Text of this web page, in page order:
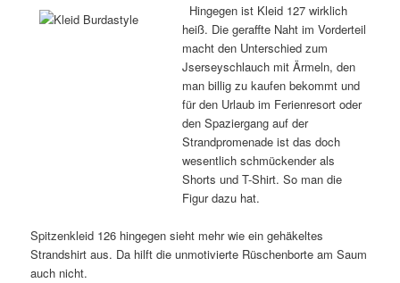
Hingegen ist Kleid 127 wirklich
heiß. Die geraffte Naht im Vorderteil
macht den Unterschied zum
Jserseyschlauch mit Ärmeln, den
man billig zu kaufen bekommt und
für den Urlaub im Ferienresort oder
den Spaziergang auf der
Strandpromenade ist das doch
wesentlich schmückender als
Shorts und T-Shirt. So man die
Figur dazu hat.
Spitzenkleid 126 hingegen sieht mehr wie ein gehäkeltes
Strandshirt aus. Da hilft die unmotivierte Rüschenborte am Saum
auch nicht.